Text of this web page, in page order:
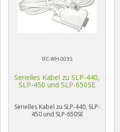
IFC-WH-003S
Serielles Kabel zu SLP-440,
SLP-450 und SLP-650SE
Serielles Kabel zu SLP-440, SLP-
450 und SLP-650SE